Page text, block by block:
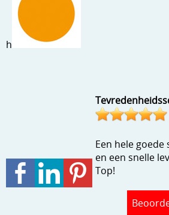
h
Een hele goede
en een snelle
Top!